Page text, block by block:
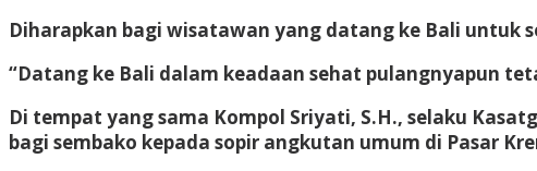
Diharapkan bagi wisatawan yang datang ke Bali
“Datang ke Bali dalam keadaan sehat pulangnyapun
Di tempat yang sama Kompol Sriyati, S.H., selaku
bagi sembako kepada sopir angkutan umum di Pasar